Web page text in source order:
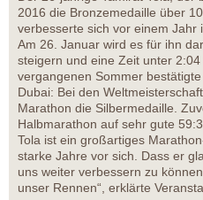
2016 die Bronzemedaille über
verbesserte sich vor einem Jahr
Am 26. Januar wird es für ihn
steigern und eine Zeit unter
vergangenen Sommer
Dubai: Bei den
Marathon die Silbermedaille.
Halbmarathon auf sehr gute
Tola ist ein großartiges
starke Jahre vor sich. Dass er
uns weiter verbessern zu
unser Rennen“, erklärte